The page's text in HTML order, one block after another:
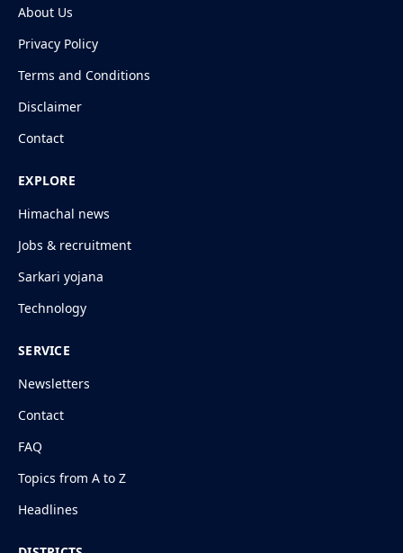
About Us
Privacy Policy
Terms and Conditions
Disclaimer
Contact
EXPLORE
Himachal news
Jobs & recruitment
Sarkari yojana
Technology
SERVICE
Newsletters
Contact
FAQ
Topics from A to Z
Headlines